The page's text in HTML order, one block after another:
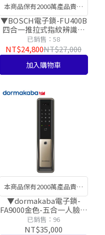
本商品保有2000萬產品責任
險，讓您安裝使用有保障!​
▼BOSCH電子鎖-FU400B
四合一推拉式指紋辨識智
慧電子鎖【台灣總代理公
司貨】
已銷售：58
NT$24,800NT$27,000
加入購物車
本商品保有2000萬產品責任
險，讓您安裝使用有保障!​
▼dormakaba電子鎖-
FA9000金色-五合一人臉辨
識智慧電子鎖【台灣總代
理公司貨】
已銷售：96
NT$35,000